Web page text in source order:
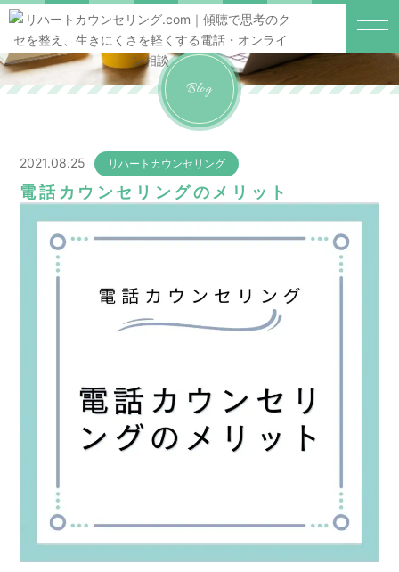
Blog
2021.08.25 リハートカウンセリング
電話カウンセリングのメリット